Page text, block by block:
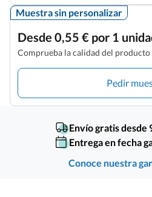
Muestra sin personalizar
Desde 0,55 € por 1
Comprueba la calidad del producto
Pedir
Envío gratis desde
Entrega en fecha
Conoce nuestra